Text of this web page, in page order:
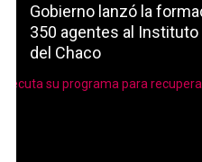
Gobierno lanzó la
350 agentes al Instituto
del Chaco